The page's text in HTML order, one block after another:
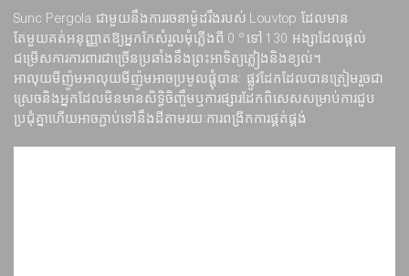
Sunc Pergola ជាមួយនឹងការរចនាម៉ូដរឹងរបស់ Louvtop ដែលមាន
តែមួយគត់អនុញ្ញាតឱ្យអ្នកកែសំរួលមុំភ្លើងពី 0 °ទៅ 130 អង្សាដែលផ្តល់
ជម្រើសការការពារជាច្រើនប្រឆាំងនឹងព្រះអាទិត្យភ្លៀងនិងខ្យល់។
អាលុយមីញ៉ូមអាលុយមីញ៉ូមអាចប្រមូលផ្តុំបាន: ផ្លូវដែកដែលបានត្រៀមរួចជា
ស្រេចនិងអ្នកដែលមិនមានសិទ្ធិចិញ្ចឹមឬការផ្សារដែកពិសេសសម្រាប់ការជួប
ប្រជុំគ្នាហើយអាចភ្ជាប់ទៅនឹងដីតាមរយៈការពង្រីកការផ្គត់ផ្គង់